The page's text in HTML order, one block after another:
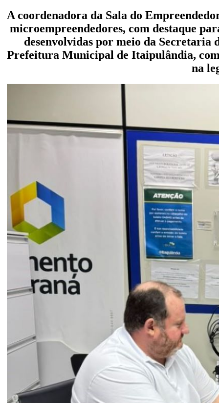
A coordenadora da Sala do
microempreendedores, com destaque
desenvolvidas por meio da
Prefeitura Municipal de Itaipulândia,
na